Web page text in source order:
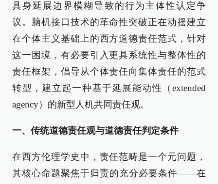
具身延展边界模糊导致的行为主体性认定争
议。脑机接口技术的革命性突破正在动摇建立
在个体主义基础上的西方道德责任范式，针对
这一困境，有必要引入更具系统性与整体性的
责任框架，倡导从个体责任向集体责任的范式
转型，建立起一种基于延展能动性（extended
agency）的新型人机共同责任观。
一、传统道德责任观与道德责任判定条件
在西方伦理学史中，责任范畴是一个元问题，
其核心命题聚焦于归责的充分必要条件——在